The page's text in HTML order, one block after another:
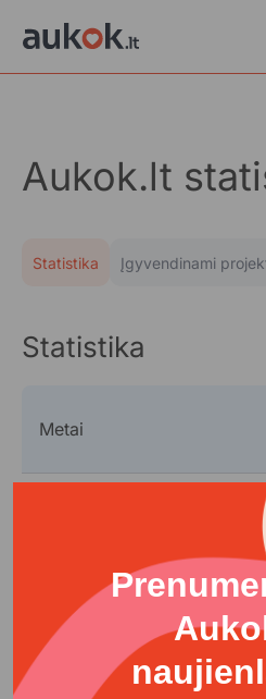
Aukok.lt
Statistika Įgyvendinami
Statistika
Metai
2021